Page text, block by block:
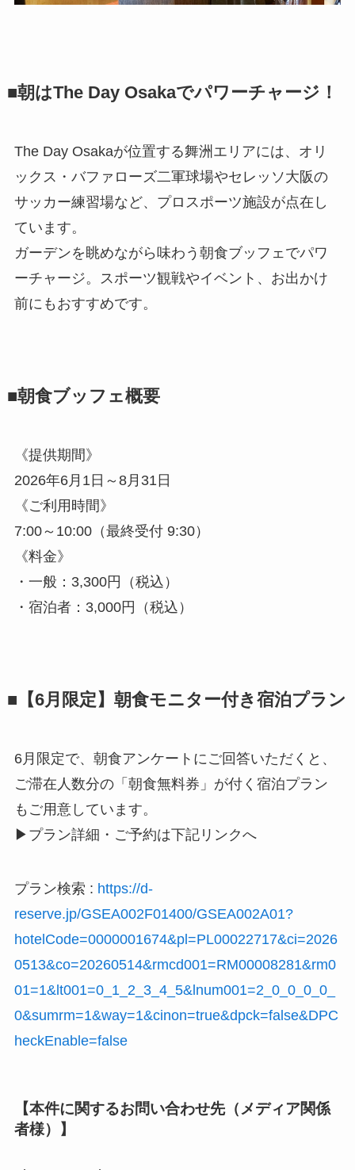
■朝はThe Day Osakaでパワーチャージ！
The Day Osakaが位置する舞洲エリアには、オリ
ックス・バファローズ二軍球場やセレッソ大阪の
サッカー練習場など、プロスポーツ施設が点在し
ています。
ガーデンを眺めながら味わう朝食ブッフェでパワ
ーチャージ。スポーツ観戦やイベント、お出かけ
前にもおすすめです。
■朝食ブッフェ概要
《提供期間》
2026年6月1日～8月31日
《ご利用時間》
7:00～10:00（最終受付 9:30）
《料金》
・一般：3,300円（税込）
・宿泊者：3,000円（税込）
■【6月限定】朝食モニター付き宿泊プラン
6月限定で、朝食アンケートにご回答いただくと、
ご滞在人数分の「朝食無料券」が付く宿泊プラン
もご用意しています。
▶プラン詳細・ご予約は下記リンクへ
プラン検索 : https://d-
reserve.jp/GSEA002F01400/GSEA002A01?
hotelCode=0000001674&pl=PL00022717&ci=2026
0513&co=20260514&rmcd001=RM00008281&rm0
01=1&lt001=0_1_2_3_4_5&lnum001=2_0_0_0_0_
0&sumrm=1&way=1&cinon=true&dpck=false&DPC
heckEnable=false
【本件に関するお問い合わせ先（メディア関係
者様）】